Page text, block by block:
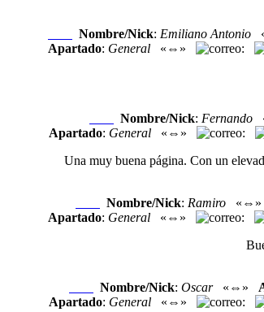
Nombre/Nick: Emiliano Antonio
Apartado: General «⇔» :
Nombre/Nick: Fernando
Apartado: General«⇔» :
Una muy buena página. Con un
Nombre/Nick: Ramiro «⇔»
Apartado: General «⇔» :
Nombre/Nick: Oscar«⇔»
Apartado: General «⇔» :